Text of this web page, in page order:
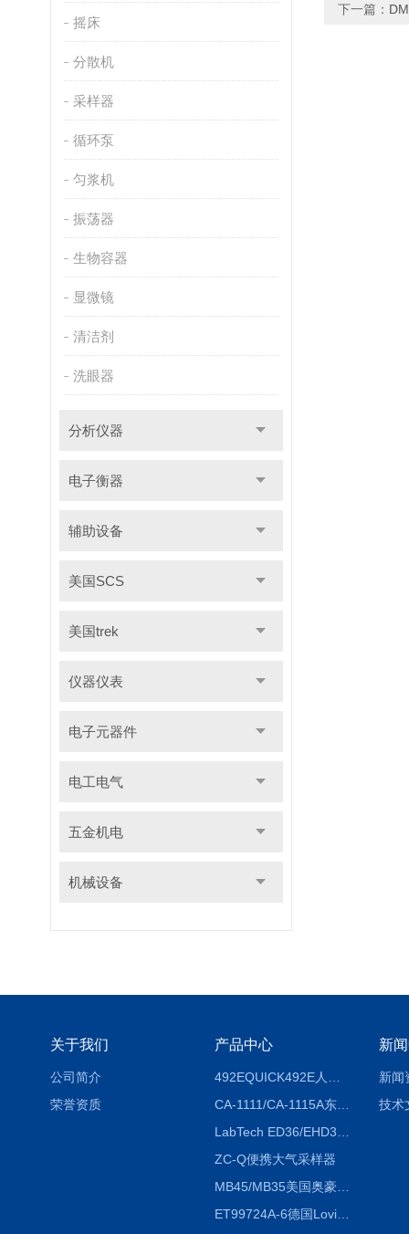
摇床
分散机
采样器
循环泵
匀浆机
振荡器
生物容器
显微镜
清洁剂
洗眼器
分析仪器
电子衡器
辅助设备
美国SCS
美国trek
仪器仪表
电子元器件
电工电气
五金机电
机械设备
下一篇：
关于我们
公司简介
荣誉资质
产品中心
CA-1111/CA-1115A东京理化EYELA CA-1111/CA-1115A冷却水循环装置
ZC-Q便携大气采样器
MB45/MB35美国奥豪斯OHAUS MB45/MB35卤素红外水分测定仪
ET99724A-6德国Lovibond ET99724A-6微电脑BOD测定仪
新
新闻
技术